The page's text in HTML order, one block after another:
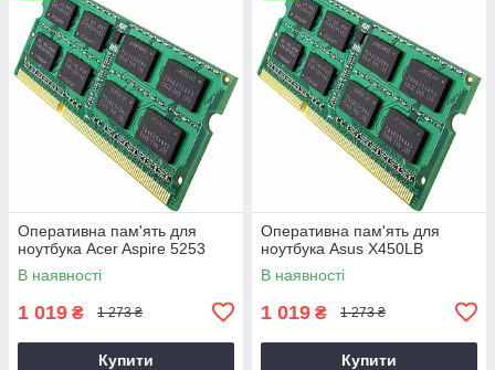
Оперативна пам'ять для
ноутбука Acer Aspire 5253
В наявності
1 019 ₴ 1 273 ₴
Купити
Оперативна пам'ять для
ноутбука Asus X450LB
В наявності
1 019 ₴ 1 273 ₴
Купити